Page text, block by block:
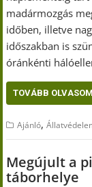
madármozgás
időben, illetve
időszakban is
óránkénti
TOVÁBB OLVASOM
Ajánló,
Megújult a
táborhelye